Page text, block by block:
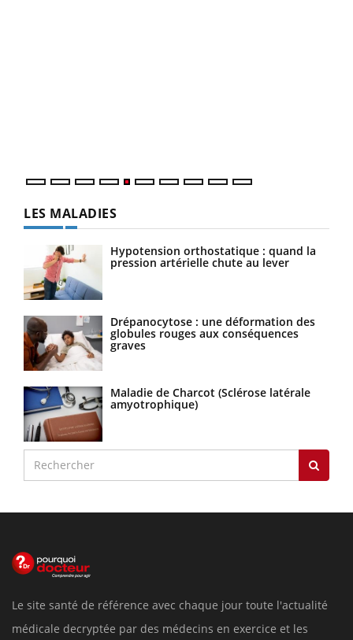
LES MALADIES
Hypotension orthostatique : quand la
pression artérielle chute au lever
Drépanocytose : une déformation des
globules rouges aux conséquences
graves
Maladie de Charcot (Sclérose latérale
amyotrophique)
Le site santé de référence avec chaque jour toute l'actualité
médicale decryptée par des médecins en exercice et les